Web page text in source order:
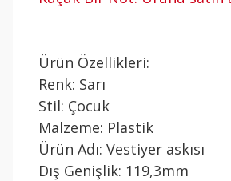
Ürün Özellikleri:
Renk: Sarı
Stil: Çocuk
Malzeme: Plastik
Ürün Adı: Vestiyer askısı
Dış Genişlik: 119,3mm